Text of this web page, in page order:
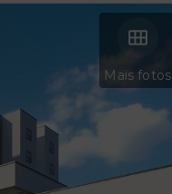
Mais fotos